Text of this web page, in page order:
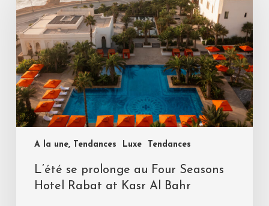
A la une, Tendances Luxe Tendances
L’été se prolonge au Four Seasons
Hotel Rabat at Kasr Al Bahr